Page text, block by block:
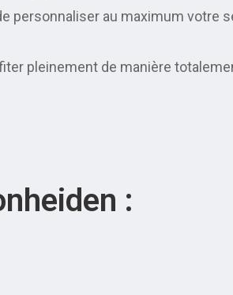
personnaliser au maximum votre
pleinement de manière
: